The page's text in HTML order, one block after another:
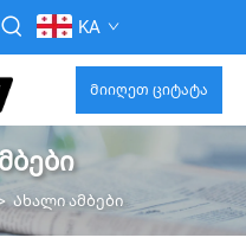
KA
Მიიღეთ ციტატა
Ახალი ამბები